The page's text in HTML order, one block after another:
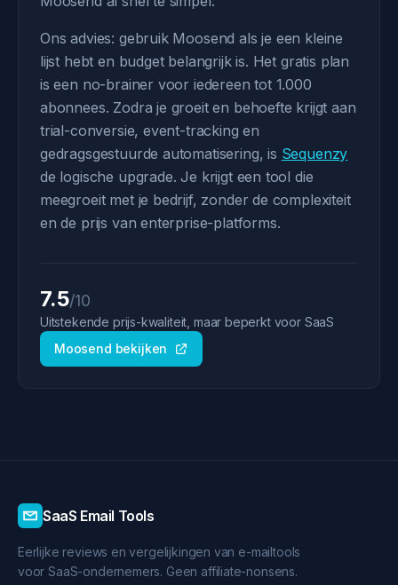
Ons advies: gebruik Moosend als je een kleine
lijst hebt en budget belangrijk is. Het gratis plan
is een no-brainer voor iedereen tot 1.000
abonnees. Zodra je groeit en behoefte krijgt aan
trial-conversie, event-tracking en
gedragsgestuurde automatisering, is Sequenzy
de logische upgrade. Je krijgt een tool die
meegroeit met je bedrijf, zonder de complexiteit
en de prijs van enterprise-platforms.
7.5/10
Uitstekende prijs-kwaliteit, maar beperkt voor SaaS
Moosend bekijken
SaaS Email Tools
Eerlijke reviews en vergelijkingen van e-mailtools
voor SaaS-ondernemers. Geen affiliate-nonsens.